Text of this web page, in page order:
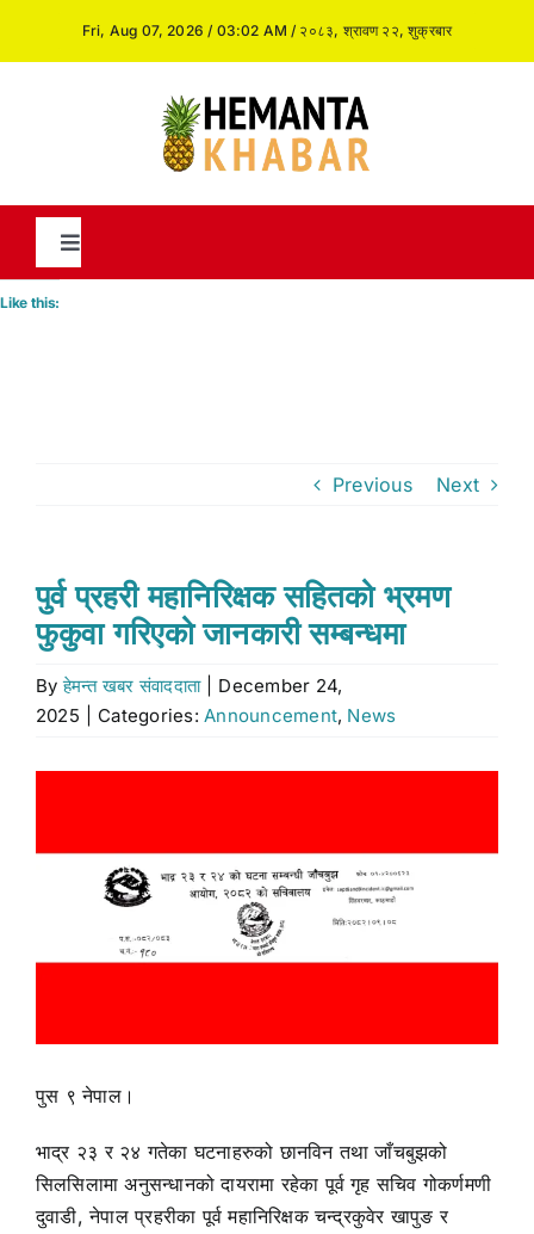
Fri, Aug 07, 2026 / 03:02 AM / २०८३, श्रावण २२, शुक्रबार
Toggle
Navigation
Stock market
Search
Like this:
Previous Next
पुर्व प्रहरी महानिरिक्षक सहितको भ्रमण
फुकुवा गरिएको जानकारी सम्बन्धमा
Byहेमन्त खबर संवाददाता
December 24,
2025
Categories: Announcement, News
Image
पुस ९ नेपाल।
भाद्र २३ र २४ गतेका घटनाहरुको छानविन तथा जाँचबुझको
सिलसिलामा अनुसन्धानको दायरामा रहेका पूर्व गृह सचिव गोकर्णमणी
दुवाडी, नेपाल प्रहरीका पूर्व महानिरिक्षक चन्द्रकुवेर खापुङ र